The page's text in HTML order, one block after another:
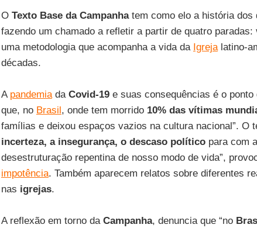
O Texto Base da Campanhatem como elo a história dos
fazendo um chamado a refletir a partir de quatro
uma metodologia que acompanha a vida da Igrejalatino-
décadas.
A pandemiada Covid-19e suas consequências é o ponto
que, no Brasil, onde tem morrido 10% das vítimas
famílias e deixou espaços vazios na cultura nacional”. O
incerteza, a insegurança, o descaso políticopara com
desestruturação repentina de nosso modo de vida”,
impotência. Também aparecem relatos sobre diferentes
nas igrejas.
A reflexão em torno da Campanha, denuncia que “no